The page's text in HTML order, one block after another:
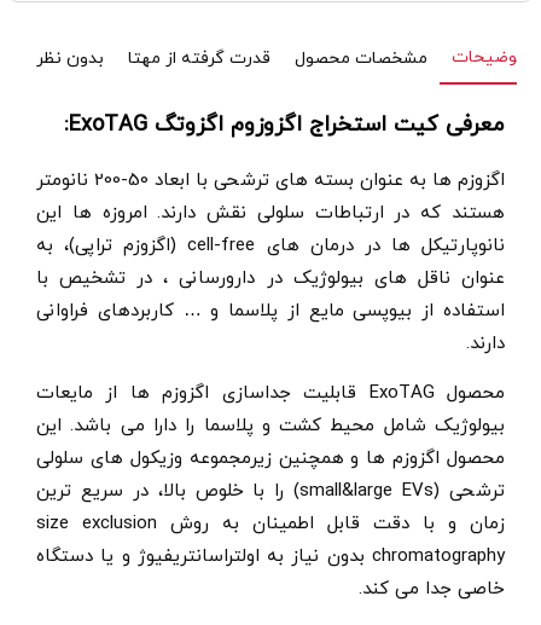
توضیحات مشخصات محصول قدرت گرفته از مهتا بدون نظر
معرفی کیت استخراج اگزوزوم اگزوتگ ExoTAG:
اگزوزم ها به عنوان بسته های ترشحی با ابعاد 50-200 نانومتر
هستند که در ارتباطات سلولی نقش دارند. امروزه ها این
نانوپارتیکل ها در درمان های cell-free (اگزوزم تراپی)، به
عنوان ناقل های بیولوژیک در دارورسانی ، در تشخیص با
استفاده از بیوپسی مایع از پلاسما و … کاربردهای فراوانی
دارند.
محصول ExoTAG قابلیت جداسازی اگزوزم ها از مایعات
بیولوژیک شامل محیط کشت و پلاسما را دارا می باشد. این
محصول اگزوزم ها و همچنین زیرمجموعه وزیکول های سلولی
ترشحی (small&large EVs) را با خلوص بالا، در سریع ترین
زمان و با دقت قابل اطمینان به روش size exclusion
chromatography بدون نیاز به اولتراسانتریفیوژ و یا دستگاه
خاصی جدا می کند.